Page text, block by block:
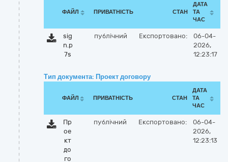
ФАЙЛ ПРИВАТНІСТЬ СТАН
ДАТА
ТА
ЧАС
sig
n.p
7s
публічний Експортовано:
06-04-
2026,
12:23:17
Тип документа: Проект договору
ФАЙЛ ПРИВАТНІСТЬ СТАН
ДАТА
ТА
ЧАС
Пр
ое
кт
до
го
публічний Експортовано:
06-04-
2026,
12:23:13